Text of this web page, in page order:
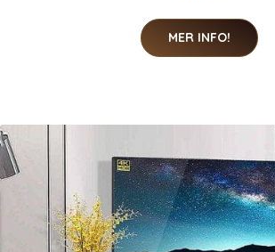
MER INFO!